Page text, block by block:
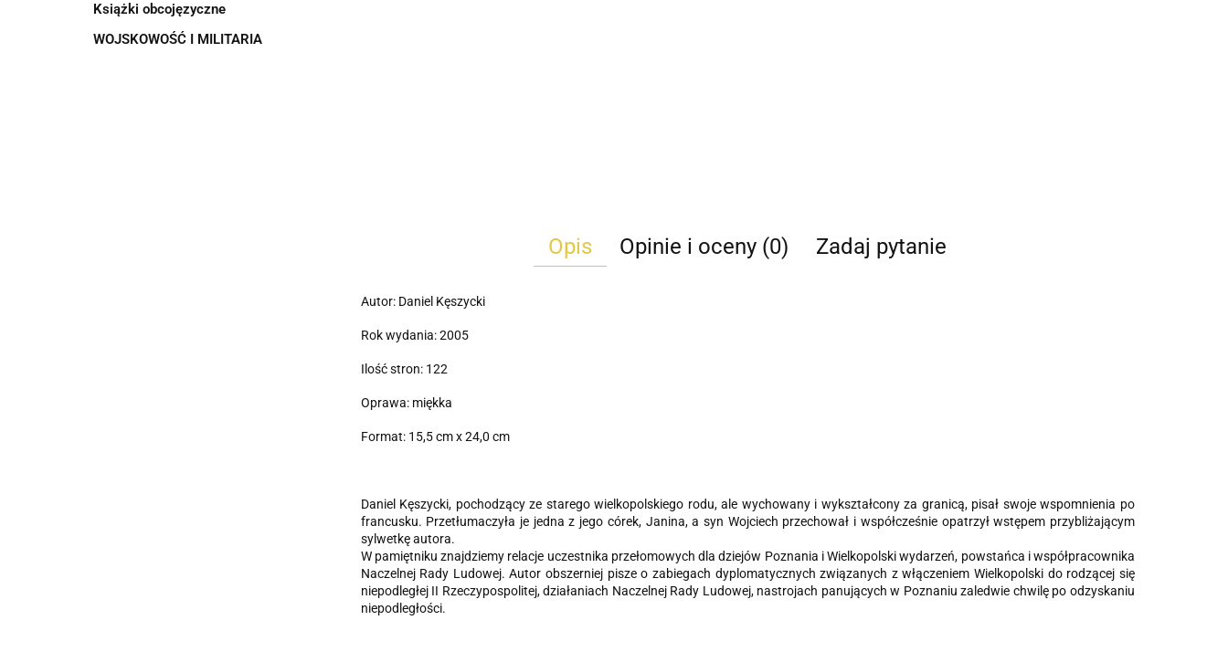
Książki obcojęzyczne
WOJSKOWOŚĆ I MILITARIA
Opis Opinie i oceny (0) Zadaj pytanie
Autor: Daniel Kęszycki
Rok wydania: 2005
Ilość stron: 122
Oprawa: miękka
Format: 15,5 cm x 24,0 cm
Daniel Kęszycki, pochodzący ze starego wielkopolskiego rodu, ale wychowany i wykształcony za granicą, pisał swoje wspomnienia po
francusku. Przetłumaczyła je jedna z jego córek, Janina, a syn Wojciech przechował i współcześnie opatrzył wstępem przybliżającym
sylwetkę autora.
W pamiętniku znajdziemy relacje uczestnika przełomowych dla dziejów Poznania i Wielkopolski wydarzeń, powstańca i współpracownika
Naczelnej Rady Ludowej. Autor obszerniej pisze o zabiegach dyplomatycznych związanych z włączeniem Wielkopolski do rodzącej się
niepodległej II Rzeczypospolitej, działaniach Naczelnej Rady Ludowej, nastrojach panujących w Poznaniu zaledwie chwilę po odzyskaniu
niepodległości.